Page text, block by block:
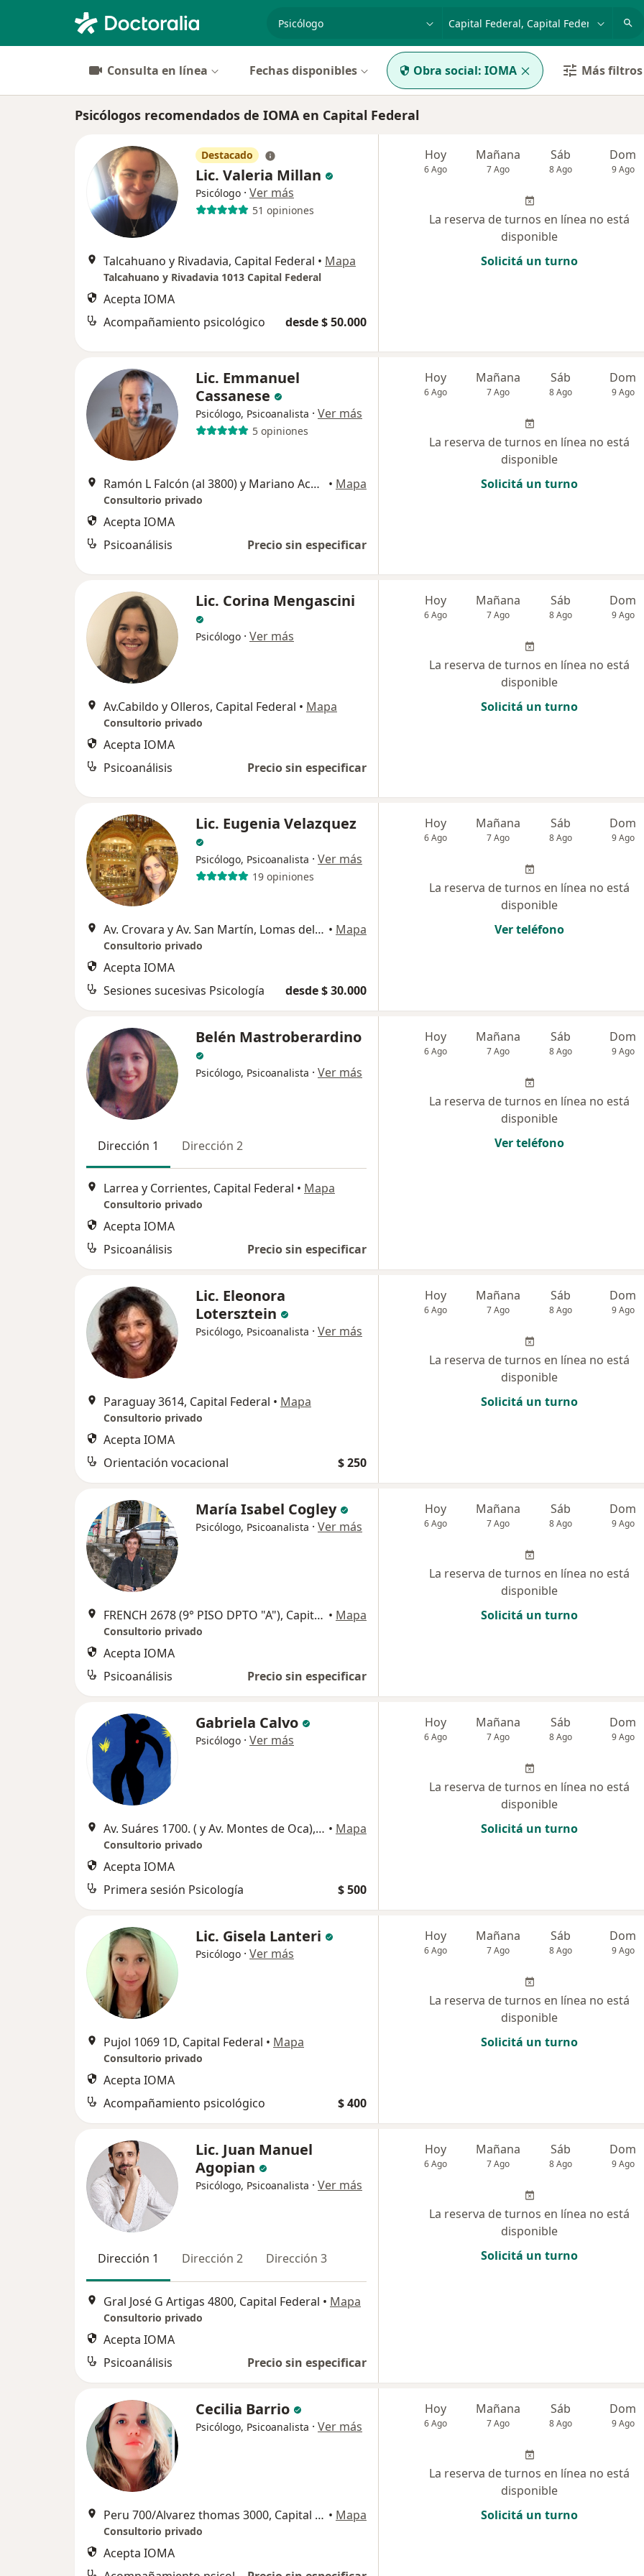
especialidad, enfermedad o nombre
Consulta en línea Fechas disponibles Obra social: IOMA Más filtros
Psicólogos recomendados de IOMA en Capital Federal
Destacado
Lic. Valeria Millan
Psicólogo · Ver más
51 opiniones
Talcahuano y Rivadavia, Capital Federal • Mapa
Talcahuano y Rivadavia 1013 Capital Federal
Acepta IOMA
Acompañamiento psicológico
desde $ 50.000
Hoy
6 Ago
Mañana
7 Ago
Sáb
8 Ago
Dom
9 Ago
La reserva de turnos en línea no está
disponible
Solicitá un turno
Lic. Emmanuel
Cassanese
Psicólogo, Psicoanalista · Ver más
5 opiniones
Ramón L Falcón (al 3800) y Mariano Acosta, Capital Federal • Mapa
Consultorio privado
Acepta IOMA
Psicoanálisis
Precio sin especificar
Hoy
6 Ago
Mañana
7 Ago
Sáb
8 Ago
Dom
9 Ago
La reserva de turnos en línea no está
disponible
Solicitá un turno
Lic. Corina Mengascini
Psicólogo · Ver más
Av.Cabildo y Olleros, Capital Federal • Mapa
Consultorio privado
Acepta IOMA
Psicoanálisis
Precio sin especificar
Hoy
6 Ago
Mañana
7 Ago
Sáb
8 Ago
Dom
9 Ago
La reserva de turnos en línea no está
disponible
Solicitá un turno
Lic. Eugenia Velazquez
Psicólogo, Psicoanalista · Ver más
19 opiniones
Av. Crovara y Av. San Martín, Lomas del Mirador • Mapa
Consultorio privado
Acepta IOMA
Sesiones sucesivas Psicología
desde $ 30.000
Hoy
6 Ago
Mañana
7 Ago
Sáb
8 Ago
Dom
9 Ago
La reserva de turnos en línea no está
disponible
Ver teléfono
Belén Mastroberardino
Psicólogo, Psicoanalista · Ver más
Dirección 1 Dirección 2
Larrea y Corrientes, Capital Federal • Mapa
Consultorio privado
Acepta IOMA
Psicoanálisis
Precio sin especificar
Hoy
6 Ago
Mañana
7 Ago
Sáb
8 Ago
Dom
9 Ago
La reserva de turnos en línea no está
disponible
Ver teléfono
Lic. Eleonora
Lotersztein
Psicólogo, Psicoanalista · Ver más
Paraguay 3614, Capital Federal • Mapa
Consultorio privado
Acepta IOMA
Orientación vocacional
$ 250
Hoy
6 Ago
Mañana
7 Ago
Sáb
8 Ago
Dom
9 Ago
La reserva de turnos en línea no está
disponible
Solicitá un turno
María Isabel Cogley
Psicólogo, Psicoanalista · Ver más
FRENCH 2678 (9° PISO DPTO "A"), Capital Federal • Mapa
Consultorio privado
Acepta IOMA
Psicoanálisis
Precio sin especificar
Hoy
6 Ago
Mañana
7 Ago
Sáb
8 Ago
Dom
9 Ago
La reserva de turnos en línea no está
disponible
Solicitá un turno
Gabriela Calvo
Psicólogo · Ver más
Av. Suáres 1700. ( y Av. Montes de Oca), Capital Federal • Mapa
Consultorio privado
Acepta IOMA
Primera sesión Psicología
$ 500
Hoy
6 Ago
Mañana
7 Ago
Sáb
8 Ago
Dom
9 Ago
La reserva de turnos en línea no está
disponible
Solicitá un turno
Lic. Gisela Lanteri
Psicólogo · Ver más
Pujol 1069 1D, Capital Federal • Mapa
Consultorio privado
Acepta IOMA
Acompañamiento psicológico
$ 400
Hoy
6 Ago
Mañana
7 Ago
Sáb
8 Ago
Dom
9 Ago
La reserva de turnos en línea no está
disponible
Solicitá un turno
Lic. Juan Manuel
Agopian
Psicólogo, Psicoanalista · Ver más
Dirección 1 Dirección 2 Dirección 3
Gral José G Artigas 4800, Capital Federal • Mapa
Consultorio privado
Acepta IOMA
Psicoanálisis
Precio sin especificar
Hoy
6 Ago
Mañana
7 Ago
Sáb
8 Ago
Dom
9 Ago
La reserva de turnos en línea no está
disponible
Solicitá un turno
Cecilia Barrio
Psicólogo, Psicoanalista · Ver más
Peru 700/Alvarez thomas 3000, Capital Federal • Mapa
Consultorio privado
Acepta IOMA
Hoy
6 Ago
Mañana
7 Ago
Sáb
8 Ago
Dom
9 Ago
La reserva de turnos en línea no está
disponible
Solicitá un turno